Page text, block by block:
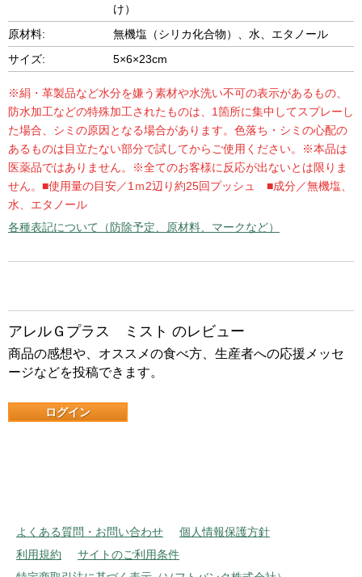
け）
原材料:
無機塩（シリカ化合物）、水、エタノール
サイズ:
5×6×23cm
※絹・革製品など水分を嫌う素材や水洗い不可の表示があるもの、
防水加工などの特殊加工されたものは、1箇所に集中してスプレーし
た場合、シミの原因となる場合があります。色落ち・シミの心配の
あるものは目立たない部分で試してからご使用ください。※本品は
医薬品ではありません。※全てのお客様に反応が出ないとは限りま
せん。■使用量の目安／1ｍ2辺り約25回プッシュ ■成分／無機塩、
水、エタノール
各種表記について（防除予定、原材料、マークなど）
アレルＧプラス ミスト のレビュー
商品の感想や、オススメの食べ方、生産者への応援メッセ
ージなどを投稿できます。
ログイン
よくある質問・お問い合わせ
個人情報保護方針
利用規約
サイトのご利用条件